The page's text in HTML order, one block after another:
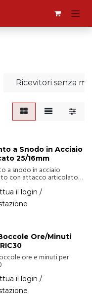
Ricevitori senza
a Snodo in Acciaio
25/16mm
a snodo in acciaio
con attacco articolato,
25/16 mm.
il login /
Ore/Minuti
ore e minuti per
il login /